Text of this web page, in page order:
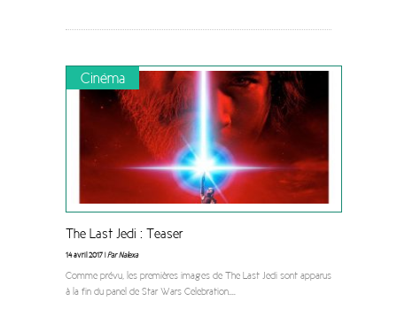
Cinéma
The Last Jedi : Teaser
14 avril 2017 |Par Nalexa
Comme prévu, les premières images de The Last Jedi sont apparus
à la fin du panel de Star Wars Celebration....